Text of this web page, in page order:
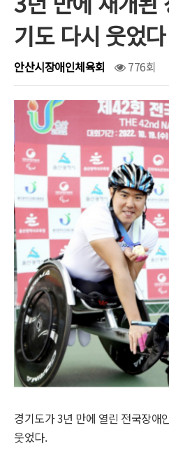
문서자료실
보도자료
포토갤러리
유튜브영상
기도 다시 웃었다
안산시장애인체육회 776회
경기도가 3년 만에 열린 전국장애
웃었다.